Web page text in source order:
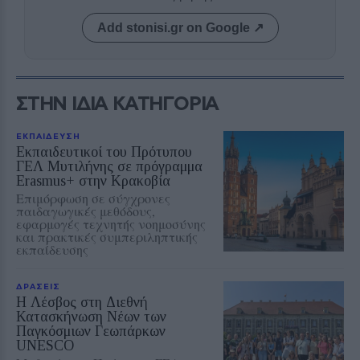
Add stonisi.gr on Google ↗
ΣΤΗΝ ΙΔΙΑ ΚΑΤΗΓΟΡΙΑ
ΕΚΠΑΙΔΕΥΣΗ
Εκπαιδευτικοί του Πρότυπου
ΓΕΛ Μυτιλήνης σε πρόγραμμα
Erasmus+ στην Κρακοβία
Επιμόρφωση σε σύγχρονες
παιδαγωγικές μεθόδους,
εφαρμογές τεχνητής νοημοσύνης
και πρακτικές συμπεριληπτικής
εκπαίδευσης
ΔΡΑΣΕΙΣ
Η Λέσβος στη Διεθνή
Κατασκήνωση Νέων των
Παγκόσμιων Γεωπάρκων
UNESCO